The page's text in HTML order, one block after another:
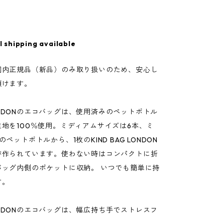
shipping available
正規品（新品）のみ取り扱いのため、安心し
ます。
のエコバッグは、使用済みのペットボトル
を100％使用。ミディアムサイズは6本、ミ
ペットボトルから、1枚のKIND BAG LONDON
られています。使わない時はコンパクトに折
ッグ内側のポケットに収納。 いつでも簡単に持
のエコバッグは、幅広持ち手でストレスフ